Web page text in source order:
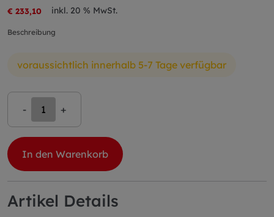
€ 233,10 inkl. 20 % MwSt.
Beschreibung
voraussichtlich innerhalb 5-7 Tage verfügbar
- +
In den Warenkorb
Artikel Details